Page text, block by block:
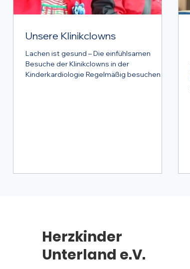
Unsere Klinikclowns
Lachen ist gesund – Die einfühlsamen
Besuche der Klinikclowns in der
Kinderkardiologie Regelmäßig besuchen die
Herzkinder
Unterland e.V.